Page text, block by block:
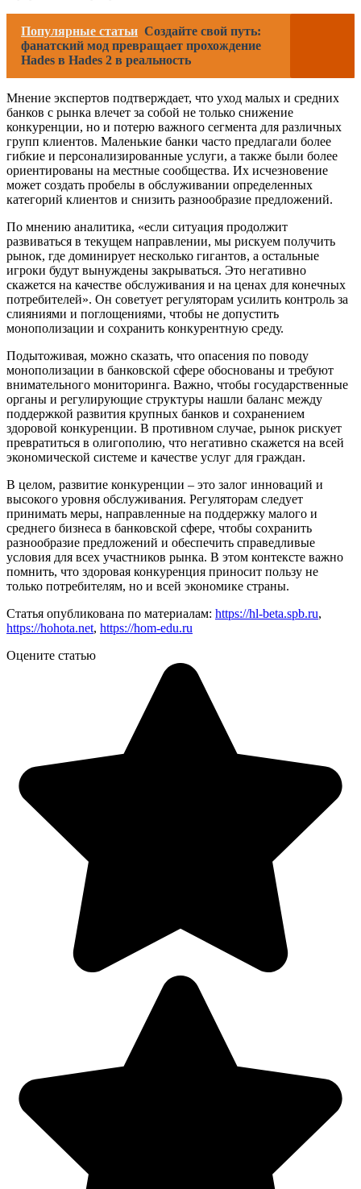
Популярные статьи Создайте свой путь:
фанатский мод превращает прохождение
Hades в Hades 2 в реальность
Мнение экспертов подтверждает, что уход малых и средних
банков с рынка влечет за собой не только снижение
конкуренции, но и потерю важного сегмента для различных
групп клиентов. Маленькие банки часто предлагали более
гибкие и персонализированные услуги, а также были более
ориентированы на местные сообщества. Их исчезновение
может создать пробелы в обслуживании определенных
категорий клиентов и снизить разнообразие предложений.
По мнению аналитика, «если ситуация продолжит
развиваться в текущем направлении, мы рискуем получить
рынок, где доминирует несколько гигантов, а остальные
игроки будут вынуждены закрываться. Это негативно
скажется на качестве обслуживания и на ценах для конечных
потребителей». Он советует регуляторам усилить контроль за
слияниями и поглощениями, чтобы не допустить
монополизации и сохранить конкурентную среду.
Подытоживая, можно сказать, что опасения по поводу
монополизации в банковской сфере обоснованы и требуют
внимательного мониторинга. Важно, чтобы государственные
органы и регулирующие структуры нашли баланс между
поддержкой развития крупных банков и сохранением
здоровой конкуренции. В противном случае, рынок рискует
превратиться в олигополию, что негативно скажется на всей
экономической системе и качестве услуг для граждан.
В целом, развитие конкуренции – это залог инноваций и
высокого уровня обслуживания. Регуляторам следует
принимать меры, направленные на поддержку малого и
среднего бизнеса в банковской сфере, чтобы сохранить
разнообразие предложений и обеспечить справедливые
условия для всех участников рынка. В этом контексте важно
помнить, что здоровая конкуренция приносит пользу не
только потребителям, но и всей экономике страны.
Статья опубликована по материалам: https://hl-beta.spb.ru,
https://hohota.net, https://hom-edu.ru
Оцените статью